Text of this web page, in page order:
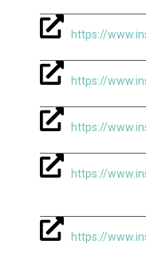
https://
https://
https://
https://
https://